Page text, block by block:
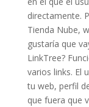
directamente.
Tienda Nube,
gustaría que
LinkTree?
varios links. El
tu web, perfil
que fuera que